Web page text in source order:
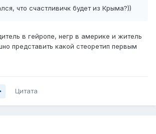
что счастливичк будет из Крыма?))
в гейропе, негр в америке и житель
представить какой стеоретип первым
Цитата